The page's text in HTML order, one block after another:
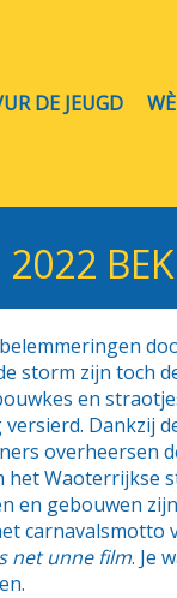
DE JEUGD
2022
storm zijn toch
en
Dankzij
overheersen
het Waoterrijkse
en gebouwen
carnavalsmotto
net unne film. Je